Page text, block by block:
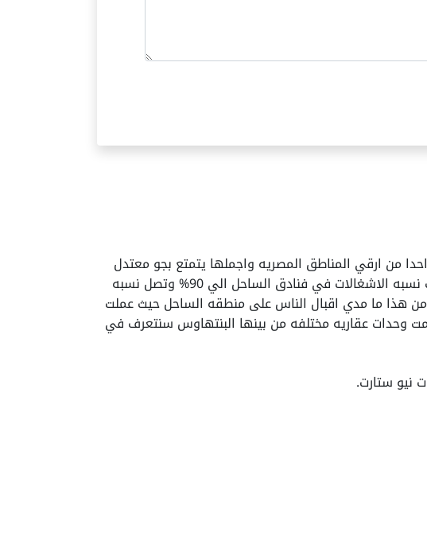
من ارقي المناطق المصريه واجملها يتمتع بجو معتدل
طوال العام ومناظر طبيعيه خلابه تجذب ملايين الزورا لها سنويا حيث وفقا لتقارير الصادره فانه ارتفعت نسبه الاشغالات في فنادق الساحل الي 90% وتصل نسبه
وندرك من هذا ما مدي اقبال الناس على منطقه الساحل حيث عملت
وحدات عقاريه مختلفه من بينها البنتهاوس سنتعرف في
نيو ستارت.